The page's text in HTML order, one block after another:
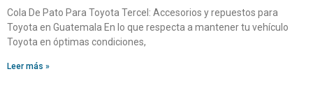
Cola De Pato Para Toyota Tercel: Accesorios y repuestos para
Toyota en Guatemala En lo que respecta a mantener tu vehículo
Toyota en óptimas condiciones,
Leer más »